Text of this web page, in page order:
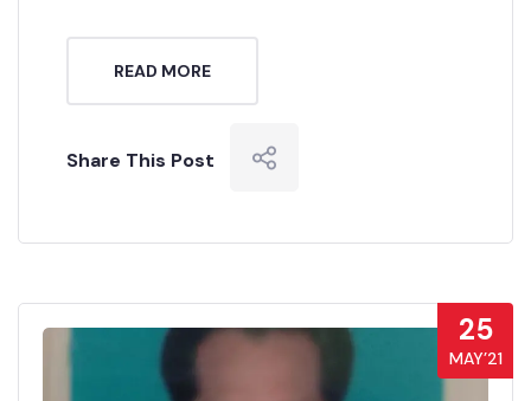
READ MORE
Share This Post
25
MAY’21